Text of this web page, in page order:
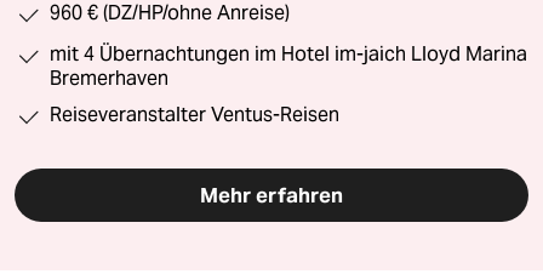
960 € (DZ/HP/ohne Anreise)
mit 4 Übernachtungen im Hotel im-jaich Lloyd Marina
Bremerhaven
Reiseveranstalter Ventus-Reisen
Mehr erfahren